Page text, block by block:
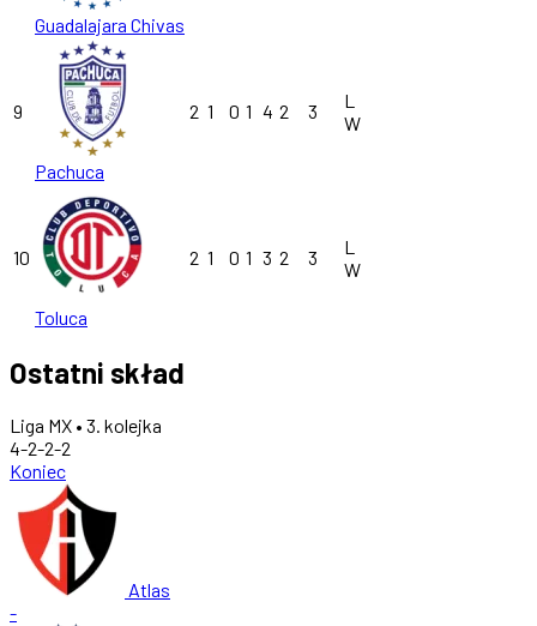
Guadalajara Chivas
9
Pachuca
2 1 0 1 4 2 3
L
W
10
Toluca
2 1 0 1 3 2 3
L
W
Ostatni skład
Liga MX • 3. kolejka
4-2-2-2
Koniec
Atlas
-